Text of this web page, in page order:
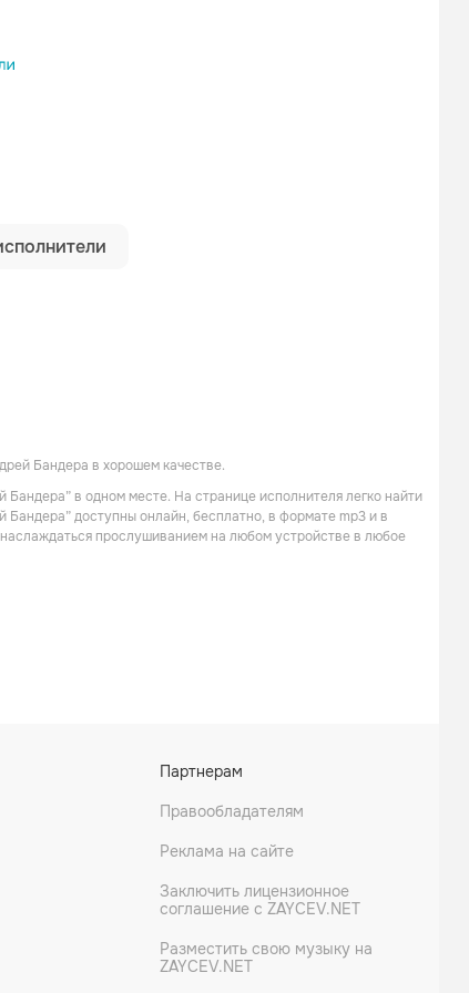
БумеR
Поп
Владимир Ждамиров
Поп
Бандера в хорошем качестве.
в одном месте. На странице исполнителя легко найти
Бандера” доступны онлайн, бесплатно, в формате mp3 и в
прослушиванием на любом устройстве в любое
Партнерам
Правообладателям
Реклама на сайте
Заключить лицензионное
соглашение с ZAYCEV.NET
Разместить свою музыку на
ZAYCEV.NET